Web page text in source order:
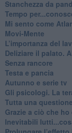
Stanchezza da
​Tempo
​Mi sento come
​Movi-Mente
​L’importanza del
​Deliziare il palato.
​Senza rancore
​Testa e pancia
​Autunno e serie tv
​Gli psicologi. La
​Tutta una
​Grazie a ciò che
​Inevitabili